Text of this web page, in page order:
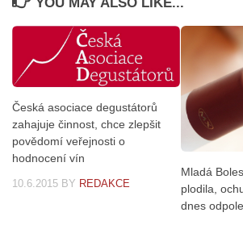
YOU MAY ALSO LIKE...
Česká asociace degustátorů
zahajuje činnost, chce zlepšit
povědomí veřejnosti o
hodnocení vín
10.6.2015 BY REDAKCE
Mladá
plodila,
dnes